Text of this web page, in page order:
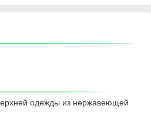
одежды из нержавеющей